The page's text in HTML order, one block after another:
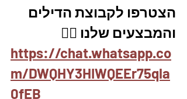
הצטרפו לקבוצת הדילים
והמבצעים שלנו 👇🏽
https://chat.whatsapp.co
m/DWQHY3HIWQEEr75qla
0fEB